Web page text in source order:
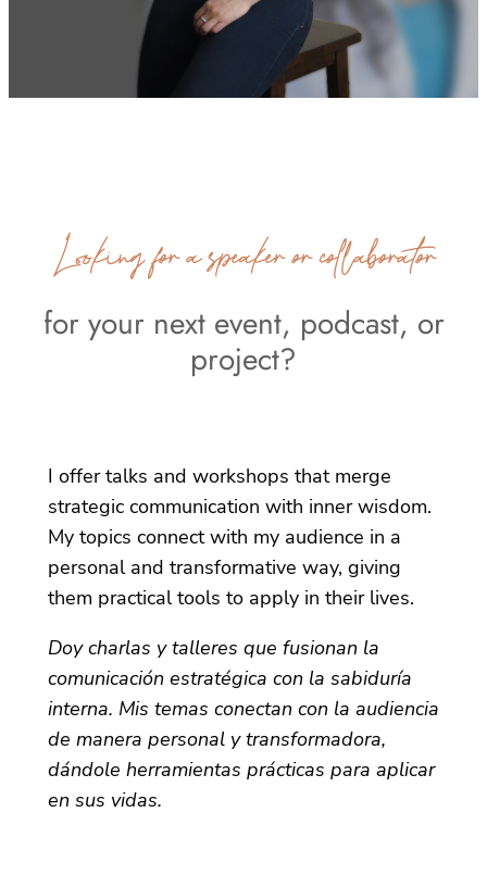
Looking for a speaker or collaborator
for your next event, podcast, or
project?
I offer talks and workshops that merge
strategic communication with inner wisdom.
My topics connect with my audience in a
personal and transformative way, giving
them practical tools to apply in their lives.
Doy charlas y talleres que fusionan la
comunicación estratégica con la sabiduría
interna. Mis temas conectan con la audiencia
de manera personal y transformadora,
dándole herramientas prácticas para aplicar
en sus vidas.